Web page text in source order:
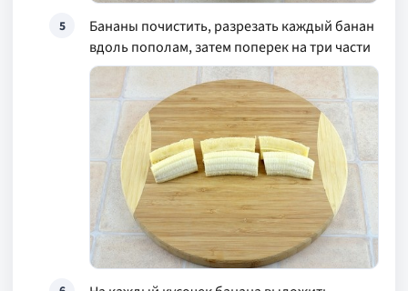
5
Бананы почистить, разрезать каждый банан
вдоль пополам, затем поперек на три части